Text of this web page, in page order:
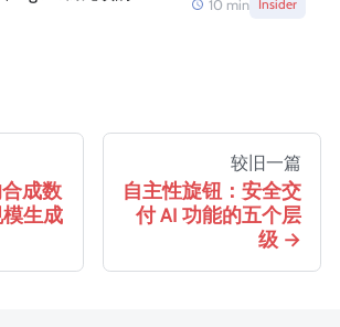
10 min Insider
成数
生成
较旧一篇
自主性旋钮：安全交
付 AI 功能的五个层
级